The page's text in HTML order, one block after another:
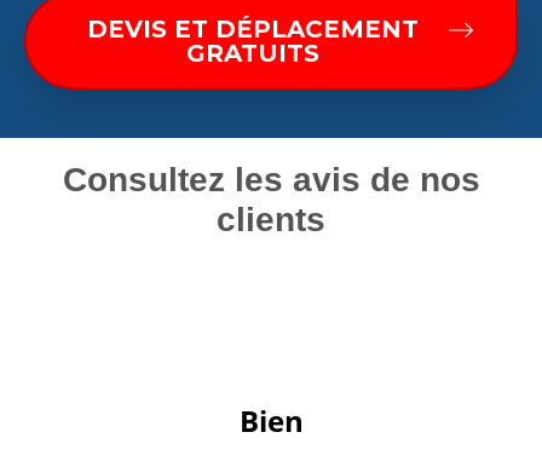
DEVIS ET DÉPLACEMENT
GRATUITS
Consultez les avis de nos
clients
Bien